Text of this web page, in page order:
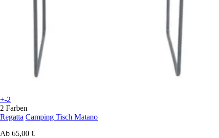
+-2
2 Farben
Regatta Camping Tisch Matano
Ab 65,00 €